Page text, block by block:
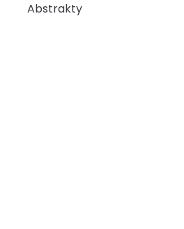
Abstrakty